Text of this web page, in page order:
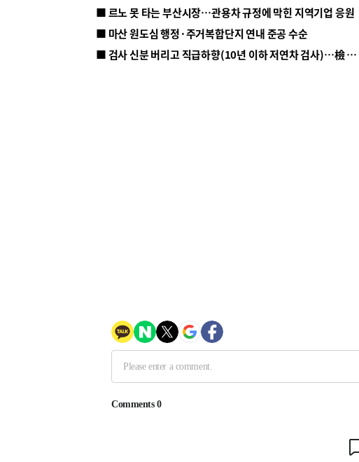
■ 르노 못 타는 부산시장…관용차 규정에 막힌 지역기업 응원
■ 마산 원도심 행정·주거복합단지 연내 준공 수순
■ 검사 신분 버리고 직급하향(10년 이하 저연차 검사)…檢 중수청행 기피